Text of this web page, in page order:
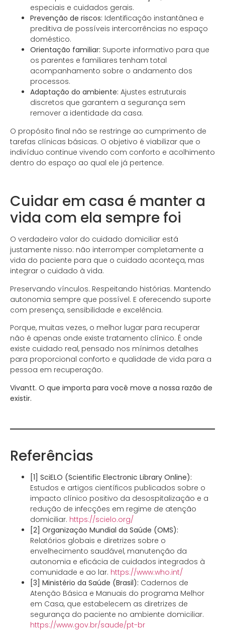
especiais e cuidados gerais.
Prevenção de riscos: Identificação instantânea e
preditiva de possíveis intercorrências no espaço
doméstico.
Orientação familiar: Suporte informativo para que
os parentes e familiares tenham total
acompanhamento sobre o andamento dos
processos.
Adaptação do ambiente: Ajustes estruturais
discretos que garantem a segurança sem
remover a identidade da casa.
O propósito final não se restringe ao cumprimento de
tarefas clínicas básicas. O objetivo é viabilizar que o
indivíduo continue vivendo com conforto e acolhimento
dentro do espaço ao qual ele já pertence.
Cuidar em casa é manter a
vida com ela sempre foi
O verdadeiro valor do cuidado domiciliar está
justamente nisso: não interromper completamente a
vida do paciente para que o cuidado aconteça, mas
integrar o cuidado à vida.
Preservando vínculos. Respeitando histórias. Mantendo
autonomia sempre que possível. E oferecendo suporte
com presença, sensibilidade e excelência.
Porque, muitas vezes, o melhor lugar para recuperar
não é apenas onde existe tratamento clínico. É onde
existe cuidado real, pensado nos mínimos detalhes
para proporcional conforto e qualidade de vida para a
pessoa em recuperação.
Vivantt. O que importa para você move a nossa razão de
existir.
Referências
[1] SciELO (Scientific Electronic Library Online):
Estudos e artigos científicos publicados sobre o
impacto clínico positivo da desospitalização e a
redução de infecções em regime de atenção
domiciliar. https://scielo.org/
[2] Organização Mundial da Saúde (OMS):
Relatórios globais e diretrizes sobre o
envelhecimento saudável, manutenção da
autonomia e eficácia de cuidados integrados à
comunidade e ao lar. https://www.who.int/
[3] Ministério da Saúde (Brasil): Cadernos de
Atenção Básica e Manuais do programa Melhor
em Casa, que estabelecem as diretrizes de
segurança do paciente no ambiente domiciliar.
https://www.gov.br/saude/pt-br